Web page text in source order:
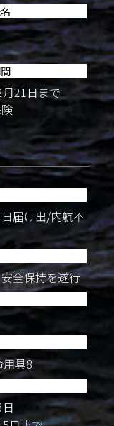
21日まで
届け出/内航不
全保持を遂行
用具8